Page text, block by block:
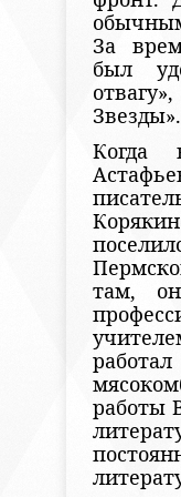
За
был
Звезды».
Когда
там,
работы